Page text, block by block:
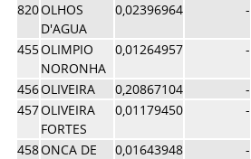
820OLHOS
D'AGUA
0,02396964 -
455OLIMPIO
NORONHA
0,01264957 -
456OLIVEIRA 0,20867104 -
457OLIVEIRA
FORTES
0,01179450 -
458ONCA DE
0,01643948 -